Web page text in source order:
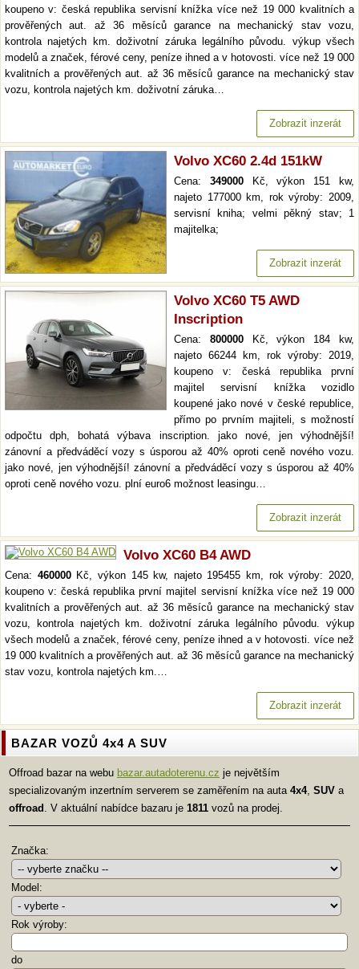
koupeno v: česká republika servisní knížka více než 19 000 kvalitních a
prověřených aut. až 36 měsíců garance na mechanický stav vozu,
kontrola najetých km. doživotní záruka legálního původu. výkup všech
modelů a značek, férové ceny, peníze ihned a v hotovosti. více než 19 000
kvalitních a prověřených aut. až 36 měsíců garance na mechanický stav
vozu, kontrola najetých km. doživotní záruka…
Zobrazit inzerát
Volvo XC60 2.4d 151kW
Cena: 349000Kč, výkon 151 kw,
najeto 177000 km, rok výroby: 2009,
servisní kniha; velmi pěkný stav; 1
majitelka;
Zobrazit inzerát
Volvo XC60 T5 AWD
Inscription
Cena: 800000Kč, výkon 184 kw,
najeto 66244 km, rok výroby: 2019,
koupeno v: česká republika první
majitel servisní knížka vozidlo
koupené jako nové v české republice,
přímo po prvním majiteli, s možností
odpočtu dph, bohatá výbava inscription. jako nové, jen výhodnější!
zánovní a předváděcí vozy s úsporou až 40% oproti ceně nového vozu.
jako nové, jen výhodnější! zánovní a předváděcí vozy s úsporou až 40%
oproti ceně nového vozu. plní euro6 možnost leasingu…
Zobrazit inzerát
Volvo XC60 B4 AWD
Cena: 460000Kč, výkon 145 kw, najeto 195455 km, rok výroby: 2020,
koupeno v: česká republika první majitel servisní knížka více než 19 000
kvalitních a prověřených aut. až 36 měsíců garance na mechanický stav
vozu, kontrola najetých km. doživotní záruka legálního původu. výkup
všech modelů a značek, férové ceny, peníze ihned a v hotovosti. více než
19 000 kvalitních a prověřených aut. až 36 měsíců garance na mechanický
stav vozu, kontrola najetých km.…
Zobrazit inzerát
BAZAR VOZŮ 4x4 A SUV
Offroad bazar na webu bazar.autadoterenu.cz je největším
specializovaným inzertním serverem se zaměřením na auta 4x4, SUV a
offroad . V aktuální nabídce bazaru je 1811 vozů na prodej.
Značka:
Model:
Rok výroby:
do